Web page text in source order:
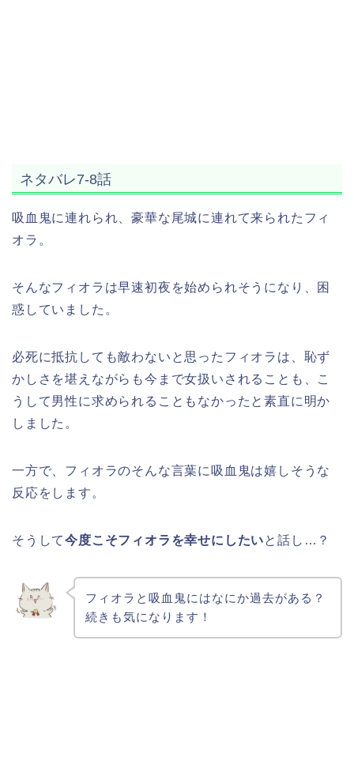
ネタバレ7-8話
吸血鬼に連れられ、豪華な尾城に連れて来られたフィ
オラ。
そんなフィオラは早速初夜を始められそうになり、困
惑していました。
必死に抵抗しても敵わないと思ったフィオラは、恥ず
かしさを堪えながらも今まで女扱いされることも、こ
うして男性に求められることもなかったと素直に明か
しました。
一方で、フィオラのそんな言葉に吸血鬼は嬉しそうな
反応をします。
そうして今度こそフィオラを幸せにしたいと話し…？
フィオラと吸血鬼にはなにか過去がある？
続きも気になります！